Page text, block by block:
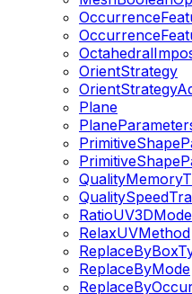
OrientStrategy
Plane
RatioUV3DMode
RelaxUVMethod
ReplaceByMode